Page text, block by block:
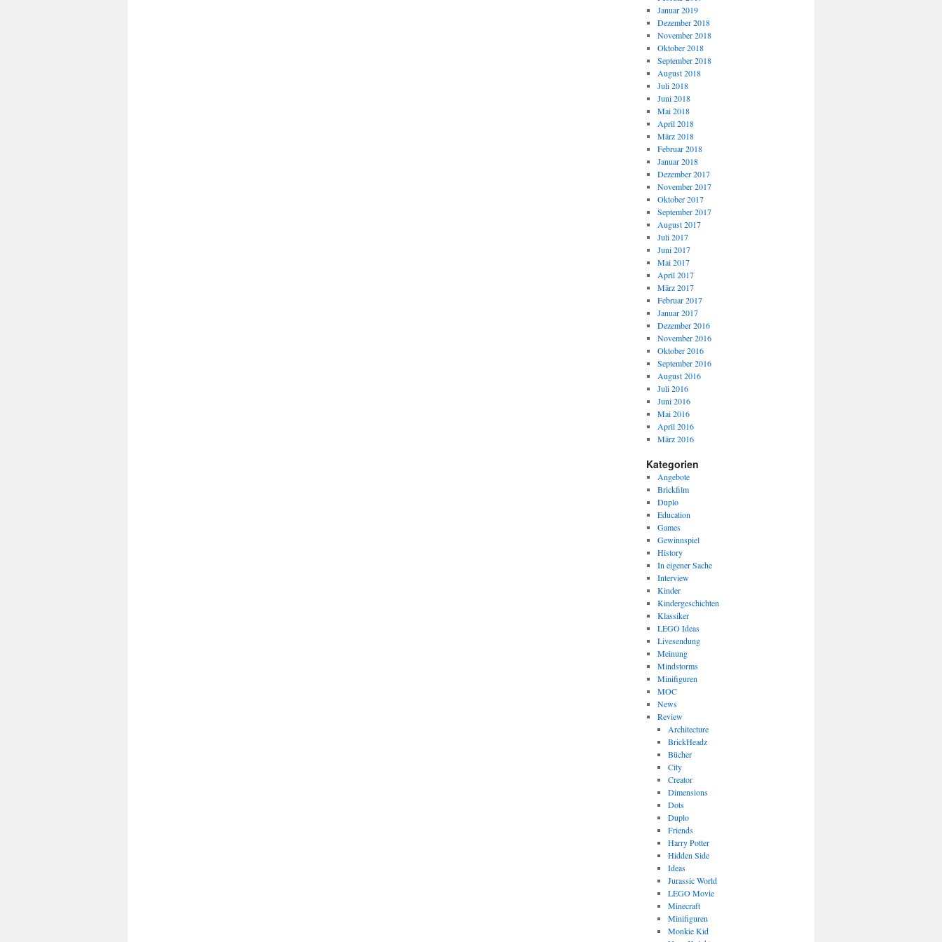
Januar 2019
Dezember 2018
November 2018
Oktober 2018
September 2018
August 2018
Juli 2018
Juni 2018
Mai 2018
April 2018
März 2018
Februar 2018
Januar 2018
Dezember 2017
November 2017
Oktober 2017
September 2017
August 2017
Juli 2017
Juni 2017
Mai 2017
April 2017
März 2017
Februar 2017
Januar 2017
Dezember 2016
November 2016
Oktober 2016
September 2016
August 2016
Juli 2016
Juni 2016
Mai 2016
April 2016
März 2016
Kategorien
Angebote
Brickfilm
Duplo
Education
Games
Gewinnspiel
History
In eigener Sache
Interview
Kinder
Kindergeschichten
Klassiker
LEGO Ideas
Livesendung
Meinung
Mindstorms
Minifiguren
MOC
News
Review
Architecture
BrickHeadz
Bücher
City
Creator
Dimensions
Dots
Duplo
Friends
Harry Potter
Hidden Side
Ideas
Jurassic World
LEGO Movie
Minecraft
Minifiguren
Monkie Kid